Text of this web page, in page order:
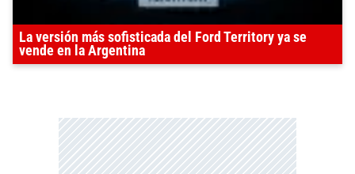
La versión más sofisticada del Ford Territory ya se
vende en la Argentina